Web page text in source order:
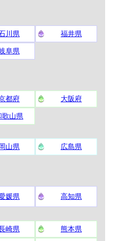
川県 福井県
阜県
都府 大阪府
歌山県
岡山県 広島県
媛県 高知県
崎県 熊本県